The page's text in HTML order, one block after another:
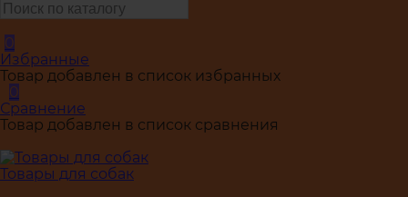
0
Избранные
Товар добавлен в список избранных
0
Сравнение
Товар добавлен в список сравнения
Товары для собак